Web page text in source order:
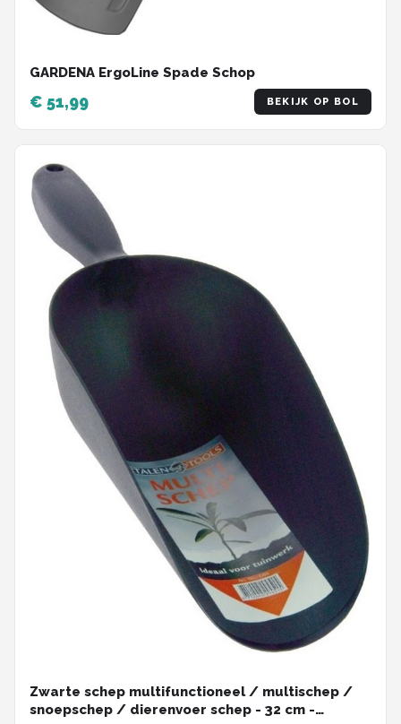
GARDENA ErgoLine Spade Schop
€ 51,99 BEKIJK OP BOL
Zwarte schep multifunctioneel / multischep /
snoepschep / dierenvoer schep - 32 cm -